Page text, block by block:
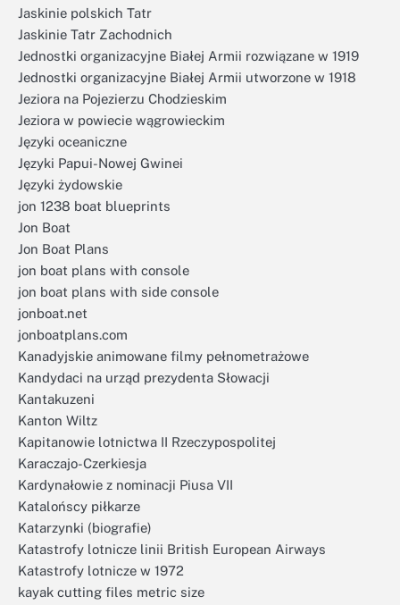
Jaskinie polskich Tatr
Jaskinie Tatr Zachodnich
Jednostki organizacyjne Białej Armii rozwiązane w 1919
Jednostki organizacyjne Białej Armii utworzone w 1918
Jeziora na Pojezierzu Chodzieskim
Jeziora w powiecie wągrowieckim
Języki oceaniczne
Języki Papui-Nowej Gwinei
Języki żydowskie
jon 1238 boat blueprints
Jon Boat
Jon Boat Plans
jon boat plans with console
jon boat plans with side console
jonboat.net
jonboatplans.com
Kanadyjskie animowane filmy pełnometrażowe
Kandydaci na urząd prezydenta Słowacji
Kantakuzeni
Kanton Wiltz
Kapitanowie lotnictwa II Rzeczypospolitej
Karaczajo-Czerkiesja
Kardynałowie z nominacji Piusa VII
Katalońscy piłkarze
Katarzynki (biografie)
Katastrofy lotnicze linii British European Airways
Katastrofy lotnicze w 1972
kayak cutting files metric size